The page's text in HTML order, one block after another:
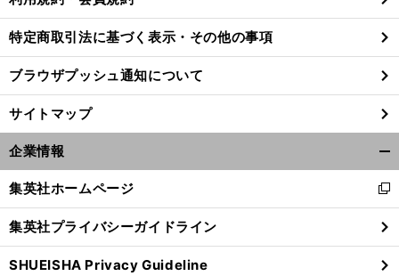
日
。
特定商取引法に基づく表示・その他の事項
ブラウザプッシュ通知について
サイトマップ
企業情報
閉
る
集英社ホームページ
新
し
い
ウ
ィ
集英社プライバシーガイドライン
SHUEISHA Privacy Guideline